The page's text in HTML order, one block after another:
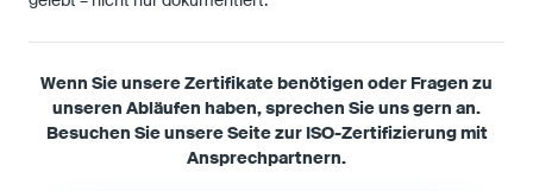
Wenn Sie unsere Zertifikate benötigen oder Fragen zu
unseren Abläufen haben, sprechen Sie uns gern an.
Besuchen Sie unsere Seite zur ISO-Zertifizierung mit
Ansprechpartnern.